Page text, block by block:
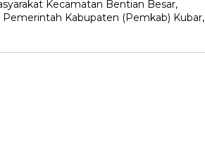
Kecamatan Bentian Besar,
Kabupaten (Pemkab) Kubar,